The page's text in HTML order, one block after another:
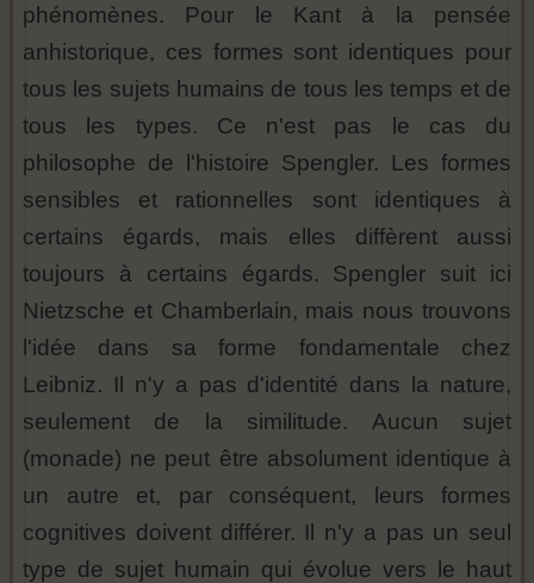
phénomènes. Pour le Kant à la pensée
anhistorique, ces formes sont identiques pour
tous les sujets humains de tous les temps et de
tous les types. Ce n'est pas le cas du
philosophe de l'histoire Spengler. Les formes
sensibles et rationnelles sont identiques à
certains égards, mais elles diffèrent aussi
toujours à certains égards. Spengler suit ici
Nietzsche et Chamberlain, mais nous trouvons
l'idée dans sa forme fondamentale chez
Leibniz. Il n'y a pas d'identité dans la nature,
seulement de la similitude. Aucun sujet
(monade) ne peut être absolument identique à
un autre et, par conséquent, leurs formes
cognitives doivent différer. Il n'y a pas un seul
type de sujet humain qui évolue vers le haut